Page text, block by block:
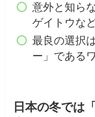
意外と知ら
ゲイトウなど
最良の選択
ー」である
日本の冬では